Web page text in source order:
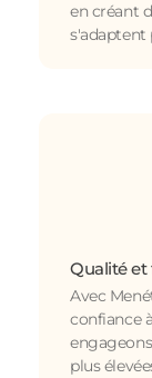
en créant
s'adaptent
Qualité et
Avec
confiance
plus